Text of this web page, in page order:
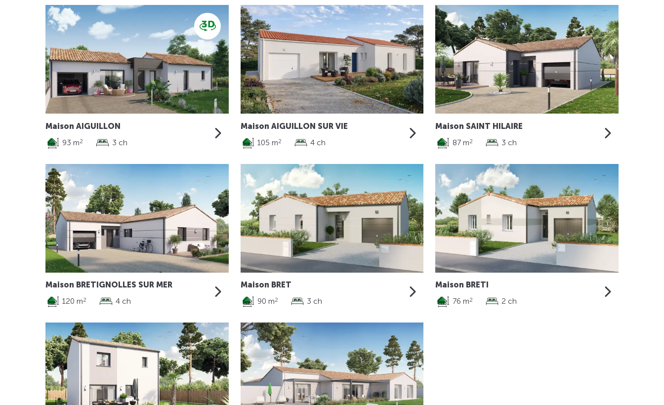
Maison AIGUILLON
93 m2 3 ch
Maison AIGUILLON SUR VIE
105 m2 4 ch
Maison SAINT HILAIRE
87 m2 3 ch
Maison BRETIGNOLLES SUR MER
120 m2 4 ch
Maison BRET
90 m2 3 ch
Maison BRETI
76 m2 2 ch